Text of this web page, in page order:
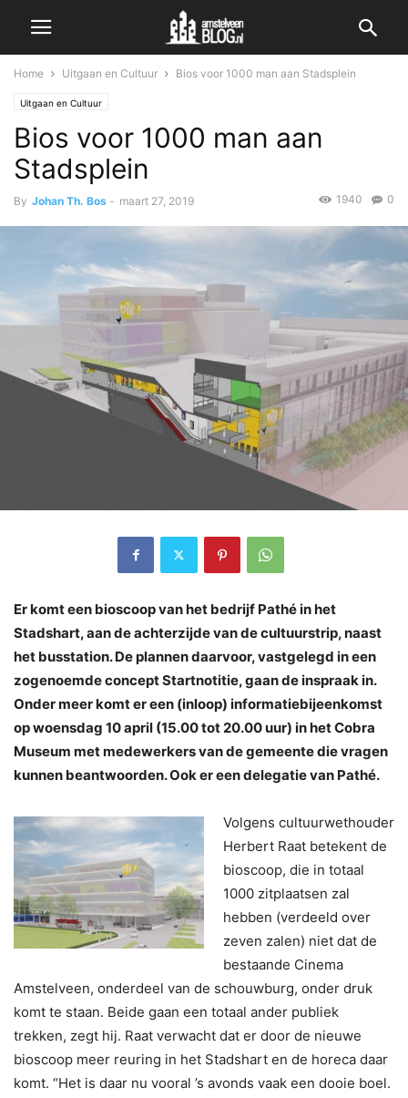
Home Uitgaan en Cultuur Bios voor 1000 man aan Stadsplein
Uitgaan en Cultuur
Bios voor 1000 man aan
Stadsplein
By Johan Th. Bos - maart 27, 2019 0
1940
Er komt een bioscoop van het bedrijf Pathé in het
Stadshart, aan de achterzijde van de cultuurstrip, naast
het busstation. De plannen daarvoor, vastgelegd in een
zogenoemde concept Startnotitie, gaan de inspraak in.
Onder meer komt er een (inloop) informatiebijeenkomst
op woensdag 10 april (15.00 tot 20.00 uur) in het Cobra
Museum met medewerkers van de gemeente die vragen
kunnen beantwoorden. Ook er een delegatie van Pathé.
Volgens cultuurwethouder
Herbert Raat betekent de
bioscoop, die in totaal
1000 zitplaatsen zal
hebben (verdeeld over
zeven zalen) niet dat de
bestaande Cinema
Amstelveen, onderdeel van de schouwburg, onder druk
komt te staan. Beide gaan een totaal ander publiek
trekken, zegt hij. Raat verwacht dat er door de nieuwe
bioscoop meer reuring in het Stadshart en de horeca daar
komt. “Het is daar nu vooral ’s avonds vaak een dooie boel.